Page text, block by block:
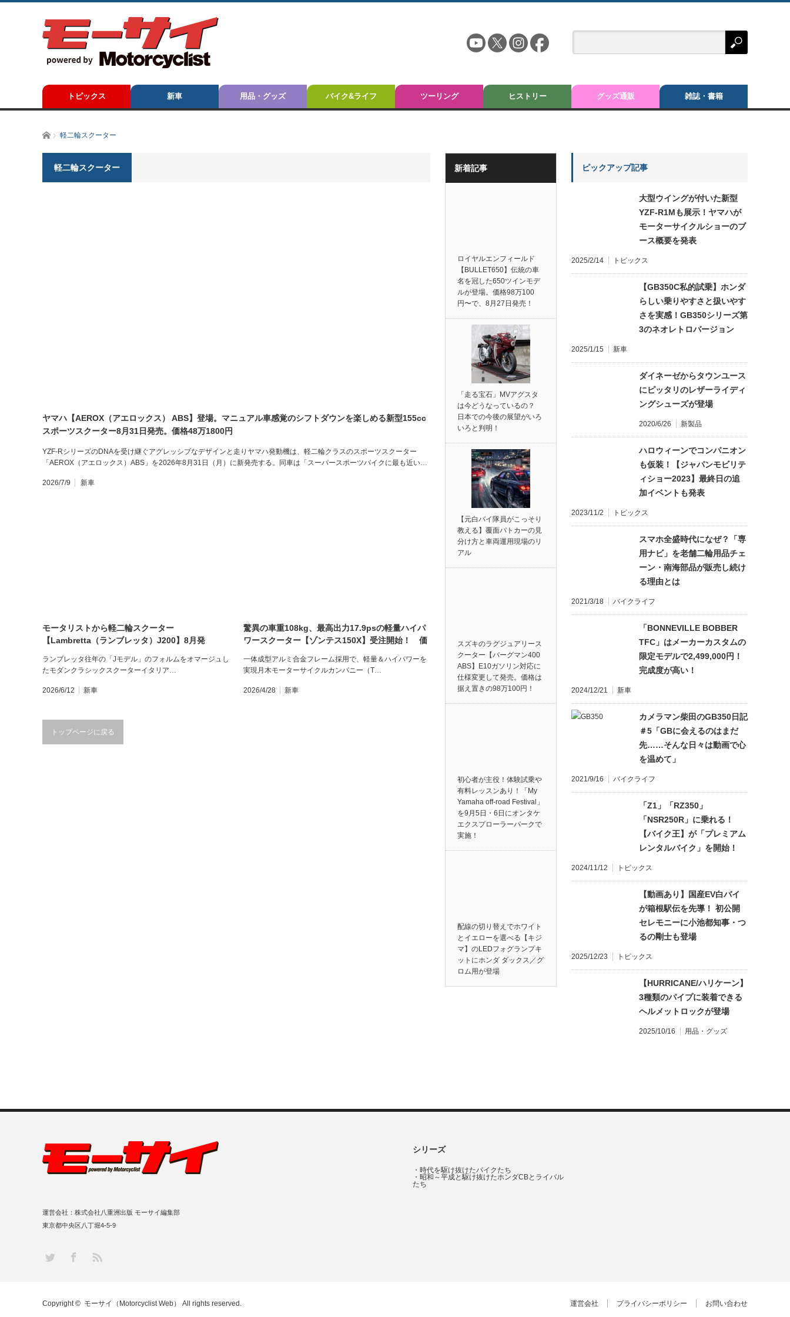
トピックス 新車 用品・グッズ バイク&ライフ ツーリング ヒストリー グッズ通販 雑誌・書籍
ホーム軽二輪スクーター
軽二輪スクーター
ヤマハ【AEROX（アエロックス） ABS】登場。マニュアル車感覚のシフトダウンを楽しめる新型155cc
スポーツスクーター8月31日発売。価格48万1800円
YZF-RシリーズのDNAを受け継ぐアグレッシブなデザインと走りヤマハ発動機は、軽二輪クラスのスポーツスクーター
「AEROX（アエロックス）ABS」を2026年8月31日（月）に新発売する。同車は「スーパースポーツバイクに最も近い…
2026/7/9 新車
モータリストから軽二輪スクーター
【Lambretta（ランブレッタ）J200】8月発
ランブレッタ往年の「Jモデル」のフォルムをオマージュし
たモダンクラシックスクーターイタリア…
2026/6/12 新車
驚異の車重108kg、最高出力17.9psの軽量ハイパ
ワースクーター【ゾンテス150X】受注開始！ 価
一体成型アルミ合金フレーム採用で、軽量＆ハイパワーを
実現月木モーターサイクルカンパニー（T…
2026/4/28 新車
トップページに戻る
新着記事
ロイヤルエンフィールド
【BULLET650】伝統の車
名を冠した650ツインモデ
ルが登場。価格98万100
円〜で、8月27日発売！
「走る宝石」MVアグスタ
は今どうなっているの？
日本での今後の展望がいろ
いろと判明！
【元白バイ隊員がこっそり
教える】覆面パトカーの見
分け方と車両運用現場のリ
アル
スズキのラグジュアリース
クーター【バーグマン400
ABS】E10ガソリン対応に
仕様変更して発売。価格は
据え置きの98万100円！
初心者が主役！体験試乗や
有料レッスンあり！「My
Yamaha off-road Festival」
を9月5日・6日にオンタケ
エクスプローラーパークで
実施！
配線の切り替えでホワイト
とイエローを選べる【キジ
マ】のLEDフォグランプキ
ットにホンダ ダックス／グ
ロム用が登場
ピックアップ記事
大型ウイングが付いた新型
YZF-R1Mも展示！ヤマハが
モーターサイクルショーのブ
ース概要を発表
2025/2/14 トピックス
【GB350C私的試乗】ホンダ
らしい乗りやすさと扱いやす
さを実感！GB350シリーズ第
3のネオレトロバージョン
2025/1/15 新車
ダイネーゼからタウンユース
にピッタリのレザーライディ
ングシューズが登場
2020/6/26 新製品
ハロウィーンでコンパニオン
も仮装！【ジャパンモビリテ
ィショー2023】最終日の追
加イベントも発表
2023/11/2 トピックス
スマホ全盛時代になぜ？「専
用ナビ」を老舗二輪用品チェ
ーン・南海部品が販売し続け
る理由とは
2021/3/18 バイクライフ
「BONNEVILLE BOBBER
TFC」はメーカーカスタムの
限定モデルで2,499,000円！
完成度が高い！
2024/12/21 新車
カメラマン柴田のGB350日記
＃5「GBに会えるのはまだ
先……そんな日々は動画で心
を温めて」
2021/9/16 バイクライフ
「Z1」「RZ350」
「NSR250R」に乗れる！
【バイク王】が「プレミアム
レンタルバイク」を開始！
2024/11/12 トピックス
【動画あり】国産EV白バイ
が箱根駅伝を先導！ 初公開
セレモニーに小池都知事・つ
るの剛士も登場
2025/12/23 トピックス
【HURRICANE/ハリケーン】
3種類のパイプに装着できる
ヘルメットロックが登場
2025/10/16 用品・グッズ
シリーズ
・ 時代を駆け抜けたバイクたち
・ 昭和～平成と駆け抜けたホンダCBとライバル
たち
運営会社：株式会社八重洲出版 モーサイ編集部
東京都中央区八丁堀4-5-9
Twitter Facebook
RSS
運営会社 プライバシーポリシー お問い合わせ
Copyright © モーサイ（Motorcyclist Web） All rights reserved.